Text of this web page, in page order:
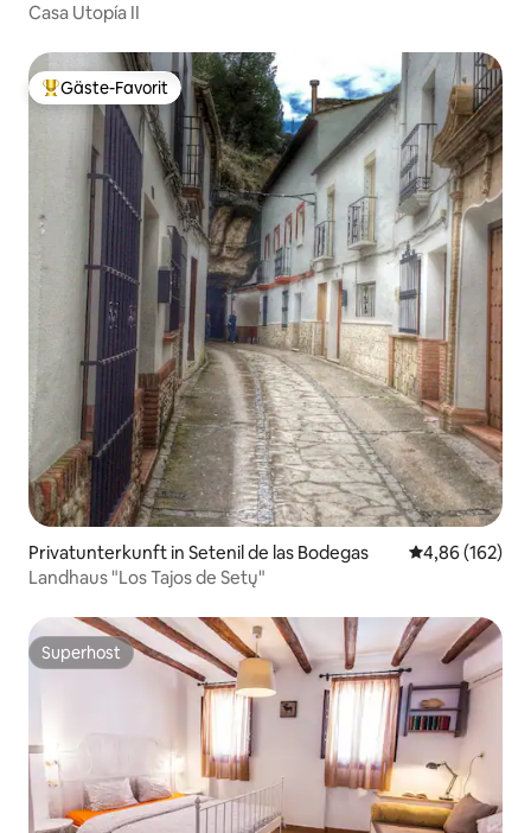
Casa Utopía II
Beliebter Gäste-Favorit.
Gäste-Favorit
Privatunterkunft in Setenil de las Bodegas
4,86 (162)
Landhaus "Los Tajos de Setų"
Superhost
Superhost